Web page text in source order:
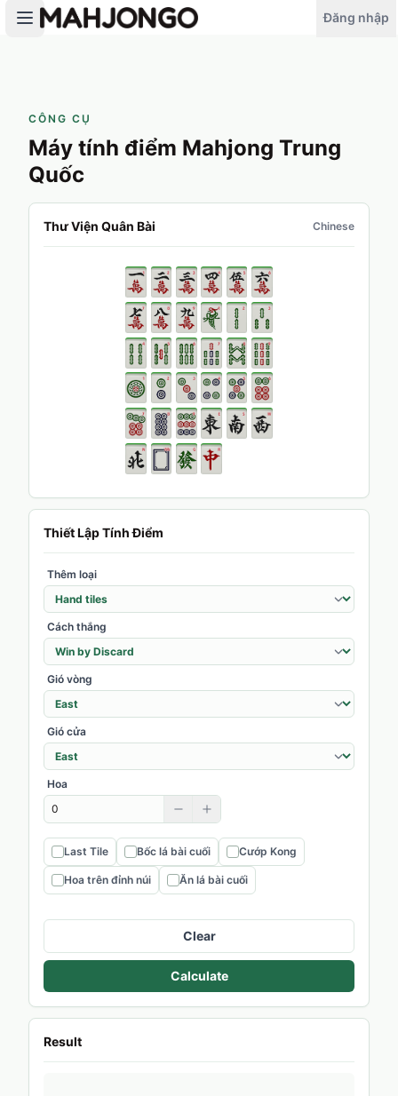
Đăng nhập
CÔNG CỤ
Máy tính điểm Mahjong Trung
Quốc
Thư Viện Quân Bài Chinese
Thiết Lập Tính Điểm
Thêm loại
Cách thắng
Gió vòng
Gió cửa
Hoa
Last Tile Bốc lá bài cuối Cướp Kong
Hoa trên đỉnh núi Ăn lá bài cuối
Clear
Calculate
Result